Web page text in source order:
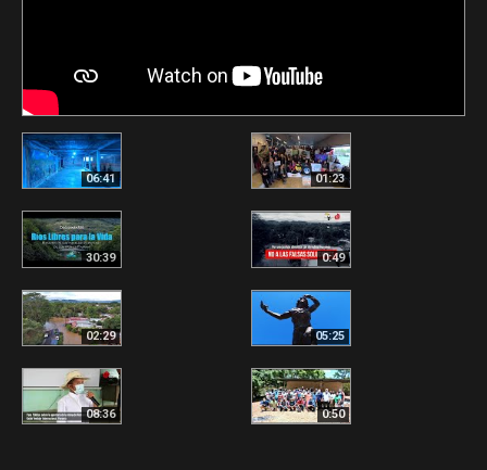
06:41 01:23
30:39 0:49
02:29 05:25
08:36 0:50